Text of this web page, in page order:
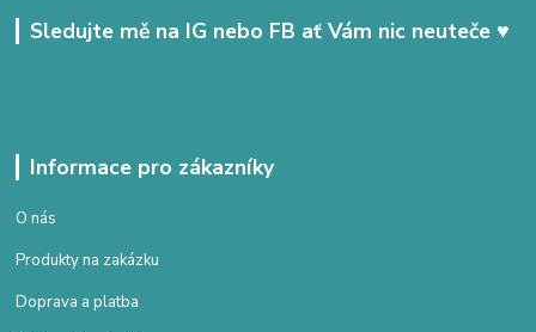
Sledujte mě na IG nebo FB ať Vám nic neuteče ♥
Informace pro zákazníky
O nás
Produkty na zakázku
Doprava a platba